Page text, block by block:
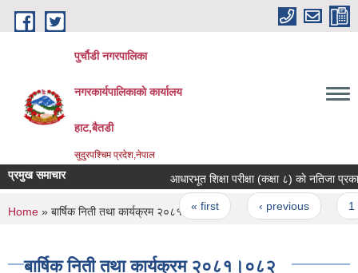
Skip to main content
पुर्चौडी नगरपालिका
नगरकार्यपालिकाकाे कार्यालय
हाट,बैतडी
सुदुरपश्चिम प्रदेश,नेपाल
प्रमुख समाचार आधारभूत शिक्षा परीक्षा (कक्षा ८) काे नतिजा
Pages
« first ‹ previous
You are here
Home » बार्षिक निती तथा कार्यक्रम २०८१।०८२
बार्षिक निती तथा कार्यक्रम २०८१।०८२